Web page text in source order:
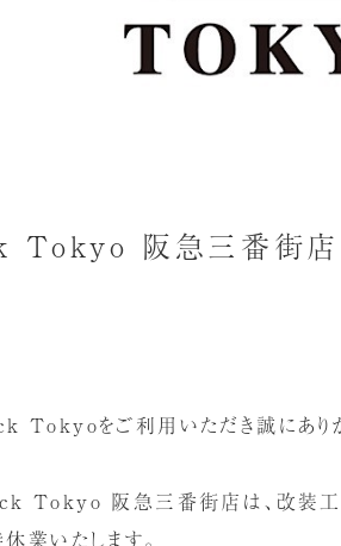
阪急三番街店
Tokyoをご利用いただき誠にありが
Tokyo 阪急三番街店は、改装
業いたします。